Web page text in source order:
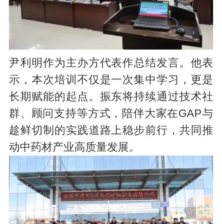
尹利明作为主办方代表作总结发言。他表
示，本次培训不仅是一次集中学习，更是
长期赋能的起点。振东将持续通过技术社
群、顾问支持等方式，陪伴大家在GAP与
趁鲜切制的实践道路上稳步前行，共同推
动中药材产业高质量发展。